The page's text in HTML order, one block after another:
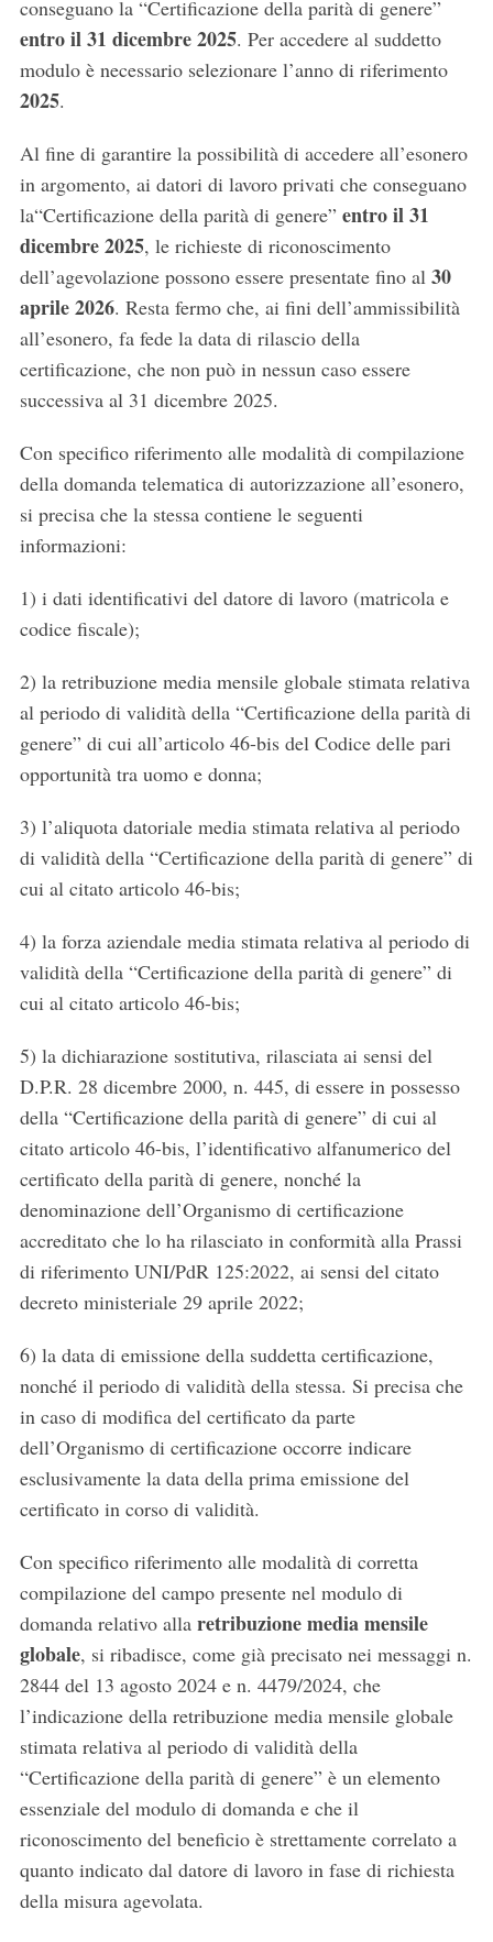
conseguano la “Certificazione della parità di genere”
entro il 31 dicembre 2025. Per accedere al suddetto
modulo è necessario selezionare l’anno di riferimento
2025.
Al fine di garantire la possibilità di accedere all’esonero
in argomento, ai datori di lavoro privati che conseguano
la“Certificazione della parità di genere”entro il 31
dicembre 2025, le richieste di riconoscimento
dell’agevolazione possono essere presentate fino al 30
aprile 2026. Resta fermo che, ai fini dell’ammissibilità
all’esonero, fa fede la data di rilascio della
certificazione, che non può in nessun caso essere
successiva al 31 dicembre 2025.
Con specifico riferimento alle modalità di compilazione
della domanda telematica di autorizzazione all’esonero,
si precisa che la stessa contiene le seguenti
informazioni:
1) i dati identificativi del datore di lavoro (matricola e
codice fiscale);
2) la retribuzione media mensile globale stimata relativa
al periodo di validità della “Certificazione della parità di
genere” di cui all’articolo 46-bis del Codice delle pari
opportunità tra uomo e donna;
3) l’aliquota datoriale media stimata relativa al periodo
di validità della “Certificazione della parità di genere” di
cui al citato articolo 46-bis;
4) la forza aziendale media stimata relativa al periodo di
validità della “Certificazione della parità di genere” di
cui al citato articolo 46-bis;
5) la dichiarazione sostitutiva, rilasciata ai sensi del
D.P.R. 28 dicembre 2000, n. 445, di essere in possesso
della “Certificazione della parità di genere” di cui al
citato articolo 46-bis, l’identificativo alfanumerico del
certificato della parità di genere, nonché la
denominazione dell’Organismo di certificazione
accreditato che lo ha rilasciato in conformità alla Prassi
di riferimento UNI/PdR 125:2022, ai sensi del citato
decreto ministeriale 29 aprile 2022;
6) la data di emissione della suddetta certificazione,
nonché il periodo di validità della stessa. Si precisa che
in caso di modifica del certificato da parte
dell’Organismo di certificazione occorre indicare
esclusivamente la data della prima emissione del
certificato in corso di validità.
Con specifico riferimento alle modalità di corretta
compilazione del campo presente nel modulo di
domanda relativo alla retribuzione media mensile
globale, si ribadisce, come già precisato nei messaggi n.
2844 del 13 agosto 2024 e n. 4479/2024, che
l’indicazione della retribuzione media mensile globale
stimata relativa al periodo di validità della
“Certificazione della parità di genere” è un elemento
essenziale del modulo di domanda e che il
riconoscimento del beneficio è strettamente correlato a
quanto indicato dal datore di lavoro in fase di richiesta
della misura agevolata.